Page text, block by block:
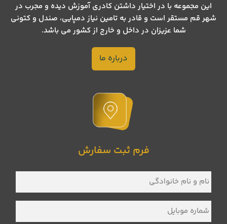
این مجموعه با در اختیار داشتن کادری آموزش دیده و مجرب در
شهر قم مستقر است و قادر به تامین نیاز دمپایی، صندل و کتونی
شما عزیزان در داخل و خارج از کشور می باشد.
درباره ما
فرم ثبت سفارش
نام
و
نام
خانوادگی
*
شماره
موبایل *